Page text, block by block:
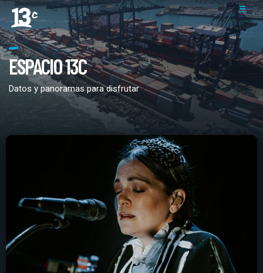
ESPACIO 13C
Datos y panoramas para disfrutar